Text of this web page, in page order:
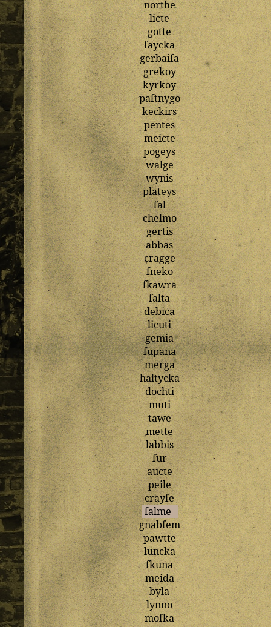
northe
licte
gotte
ſaycka
gerbaiſa
grekoy
kyrkoy
paſtnygo
keckirs
pentes
meicte
pogeys
walge
wynis
plateys
ſal
chelmo
gertis
abbas
cragge
ſneko
ſkawra
ſalta
debica
licuti
gemia
ſupana
merga
haltycka
dochti
muti
tawe
mette
labbis
ſur
aucte
peile
crayſe
ſalme
gnabſem
pawtte
luncka
ſkuna
meida
byla
lynno
moſka